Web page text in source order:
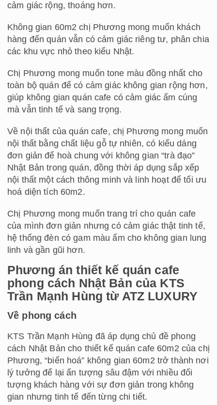
cảm giác rộng, thoáng hơn.
Không gian 60m2 chị Phương mong muốn khách
hàng đến quán vẫn có cảm giác riêng tư, phân chia
các khu vực nhỏ theo kiểu Nhật.
Chị Phương mong muốn tone màu đồng nhất cho
toàn bộ quán để có cảm giác không gian rộng hơn,
giúp không gian quán cafe có cảm giác ấm cúng
mà vẫn tinh tế và sang trọng.
Về nội thất của quán cafe, chị Phương mong muốn
nội thất bằng chất liệu gỗ tự nhiên, có kiểu dáng
đơn giản để hoà chung với không gian “trà đạo”
Nhật Bản trong quán, đồng thời áp dụng sắp xếp
nội thất một cách thông minh và linh hoạt để tối ưu
hoá diện tích 60m2.
Chị Phương mong muốn trang trí cho quán cafe
của mình đơn giản nhưng có cảm giác thật tinh tế,
hệ thống đèn có gam màu ấm cho không gian lung
linh và gần gũi hơn.
Phương án thiết kế quán cafe
phong cách Nhật Bản của KTS
Trần Mạnh Hùng từ ATZ LUXURY
Về phong cách
KTS Trần Mạnh Hùng đã áp dụng chủ đề phong
cách Nhật Bản cho thiết kế quán cafe 60m2 của chị
Phương, “biến hoá” không gian 60m2 trở thành nơi
lý tưởng để lại ấn tượng sâu đậm với nhiều đối
tượng khách hàng với sự đơn giản trong không
gian nhưng tinh tế đến từng chi tiết.